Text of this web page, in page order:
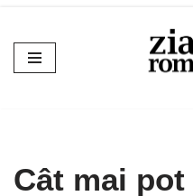
Sari
la
Cât mai